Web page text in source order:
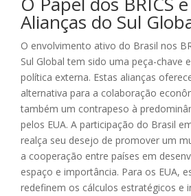
Alianças do Sul
O envolvimento ativo do Brasil nos
Sul Global tem sido uma peça-chave
política externa. Estas alianças
alternativa para a colaboração
também um contrapeso à
pelos EUA. A participação do Brasil
realça seu desejo de promover um
a cooperação entre países em
espaço e importância. Para os EUA,
redefinem os cálculos estratégicos e